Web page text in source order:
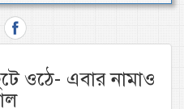
ওঠে- এবার নামাও